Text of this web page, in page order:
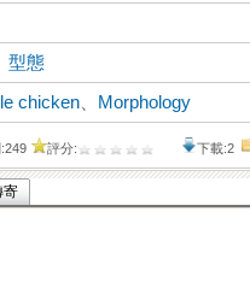
、型態
chicken
Morphology
評分: 下載:2
寄